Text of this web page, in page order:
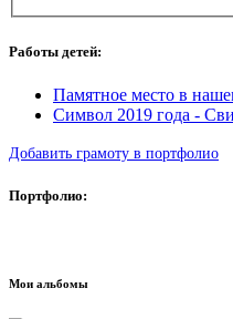
Работы детей:
Памятное место в
Символ 2019 года -
Добавить грамоту в портфолио
Портфолио:
Мои альбомы